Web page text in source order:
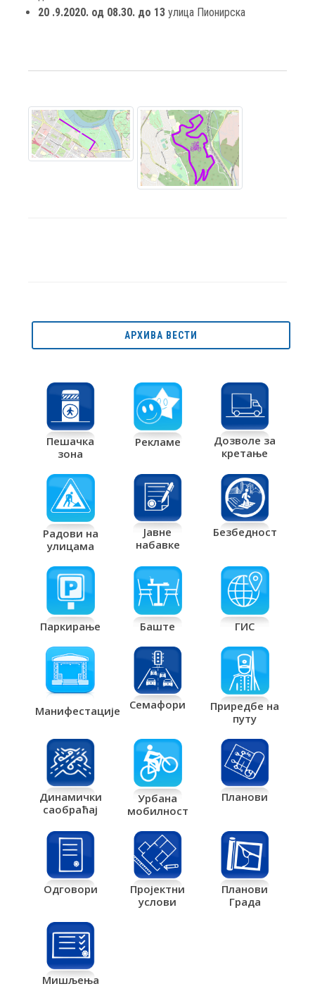
20 .9.2020. од 08.30. до 13 улица Пионирска
АРХИВА ВЕСТИ
Пешачка
зона
Рекламе
Дозволе за
кретање
Радови на
улицама
Јавне
набавке
Безбедност
Паркирање Баште ГИС
Манифестације Семафори
Приредбе на
путу
Динамички
саобраћај
Урбана
мобилност
Планови
Одговори
Пројектни
услови
Планови
Града
Мишљења